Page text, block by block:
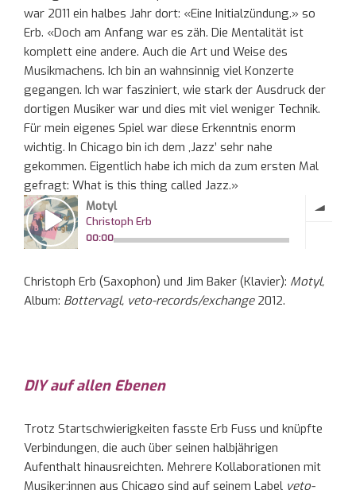
war 2011 ein halbes Jahr dort: «Eine Initialzündung.» so
Erb. «Doch am Anfang war es zäh. Die Mentalität ist
komplett eine andere. Auch die Art und Weise des
Musikmachens. Ich bin an wahnsinnig viel Konzerte
gegangen. Ich war fasziniert, wie stark der Ausdruck der
dortigen Musiker war und dies mit viel weniger Technik.
Für mein eigenes Spiel war diese Erkenntnis enorm
wichtig. In Chicago bin ich dem ,Jazz’ sehr nahe
gekommen. Eigentlich habe ich mich da zum ersten Mal
gefragt: What is this thing called Jazz.»
Christoph Erb (Saxophon) und Jim Baker (Klavier): Motyl,
Album: Bottervagl, veto-records/exchange 2012.
DIY auf allen Ebenen
Trotz Startschwierigkeiten fasste Erb Fuss und knüpfte
Verbindungen, die auch über seinen halbjährigen
Aufenthalt hinausreichten. Mehrere Kollaborationen mit
Musiker:innen aus Chicago sind auf seinem Label veto-